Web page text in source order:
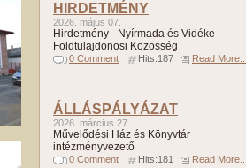
HIRDETMÉNY
2026. május 07.
Hirdetmény - Nyírmada és Vidéke
Földtulajdonosi Közösség
0 Comment Hits:187 Read More...
ÁLLÁSPÁLYÁZAT
2026. március 27.
Művelődési Ház és Könyvtár
intézményvezető
0 Comment Hits:181 Read More...